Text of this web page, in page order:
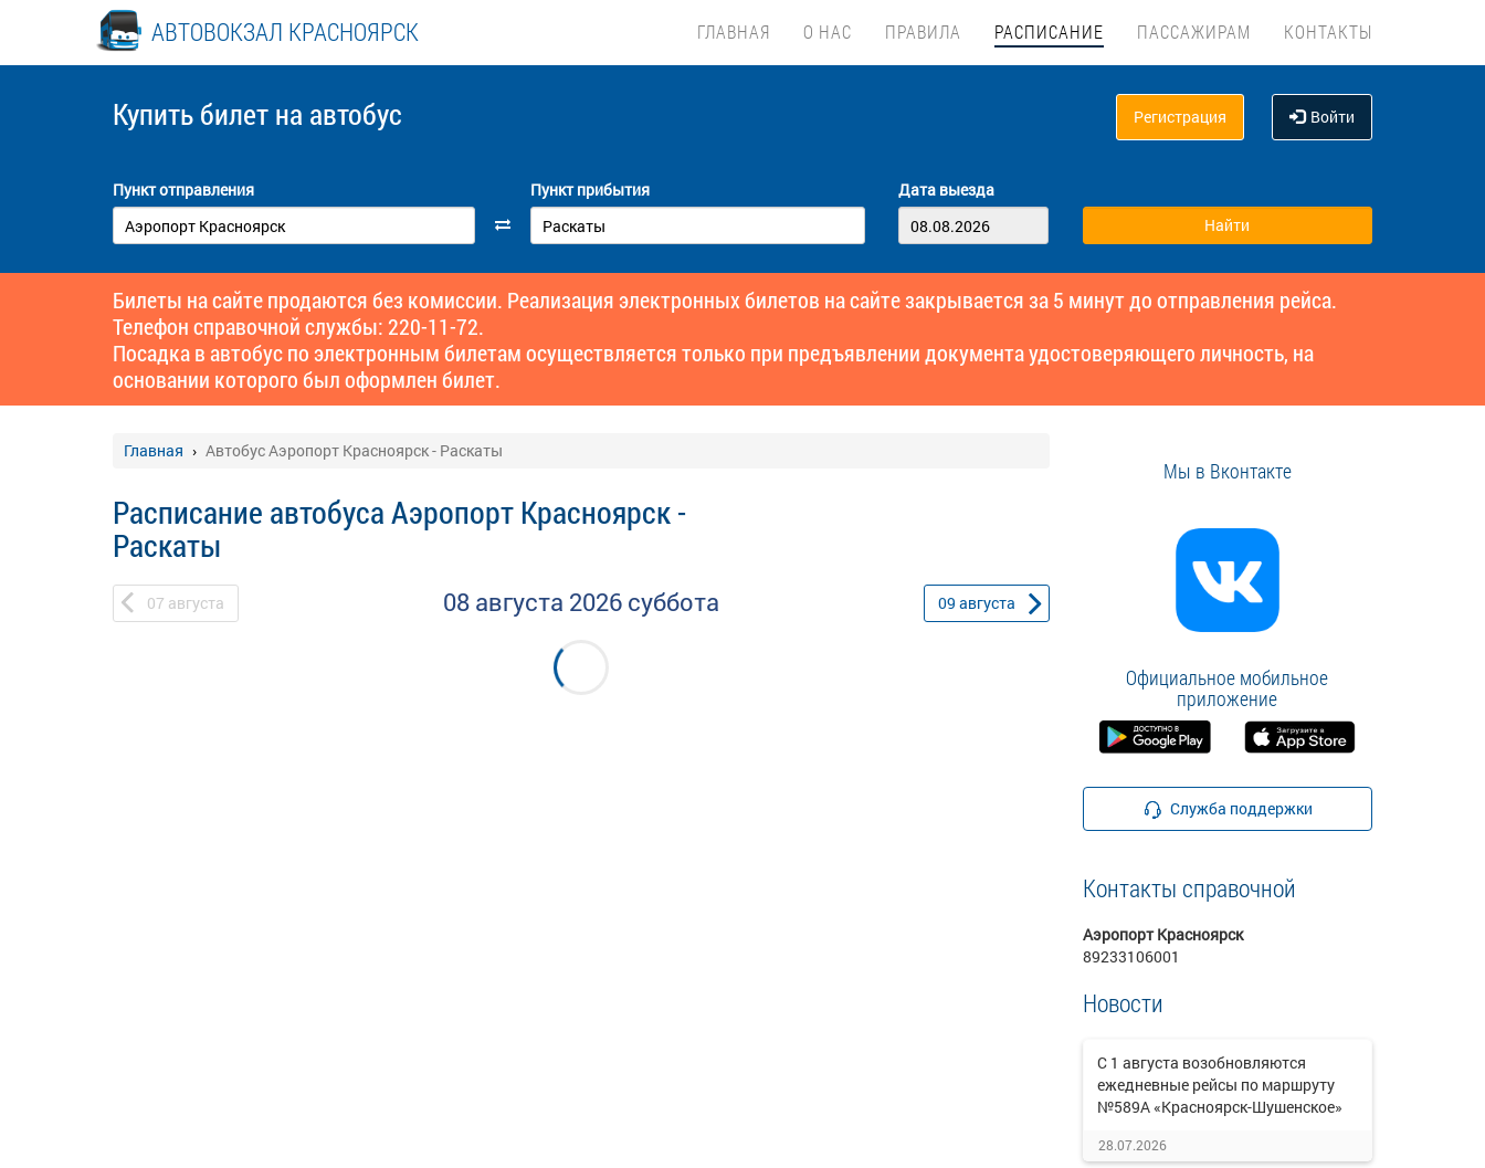
АВТОВОКЗАЛ КРАСНОЯРСК ГЛАВНАЯ О НАС ПРАВИЛА РАСПИСАНИЕ ПАССАЖИРАМ КОНТАКТЫ
Купить билет на автобус Регистрация Войти
Пункт отправления Пункт прибытия Дата выезда
Билеты на сайте продаются без комиссии. Реализация электронных билетов на сайте закрывается за 5 минут до отправления рейса.
Телефон справочной службы: 220-11-72.
Посадка в автобус по электронным билетам осуществляется только при предъявлении документа удостоверяющего личность, на
основании которого был оформлен билет.
Главная Автобус Аэропорт Красноярск - Раскаты
Расписание автобуса Аэропорт Красноярск -
Раскаты
07 августа 08 августа 2026 суббота 09 августа
Мы в Вконтакте
Официальное мобильное
приложение
Служба поддержки
Контакты справочной
Аэропорт Красноярск
89233106001
Новости
С 1 августа возобновляются
ежедневные рейсы по маршруту
№589А «Красноярск-Шушенское»
28.07.2026